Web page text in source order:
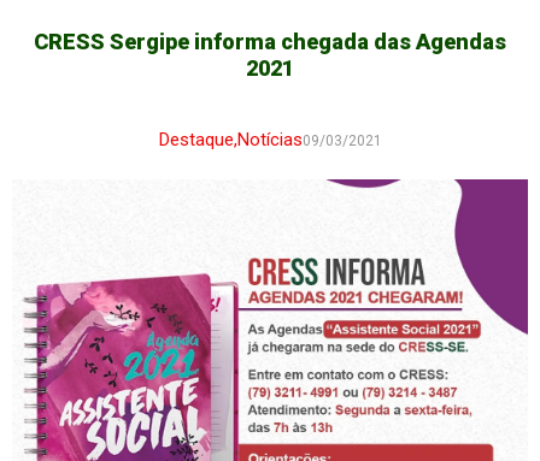
CRESS Sergipe informa chegada das Agendas
2021
Destaque,Notícias09/03/2021